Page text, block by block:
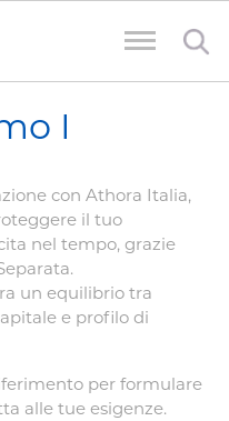
I
con Athora Italia,
il tuo
nel tempo, grazie
un equilibrio tra
e profilo di
per formulare
alle tue esigenze.